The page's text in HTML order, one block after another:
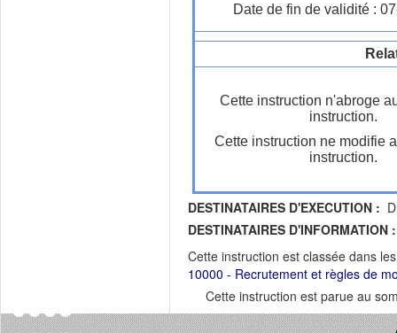
Date de fin de validité :
Cette instruction n'abroge
instruction.
Cette instruction ne modifie
instruction.
DESTINATAIRES D'EXECUTION :
DESTINATAIRES D'INFORMATION :
Cette instruction est classée dans
10000 - Recrutement et règles de
Cette instruction est parue au